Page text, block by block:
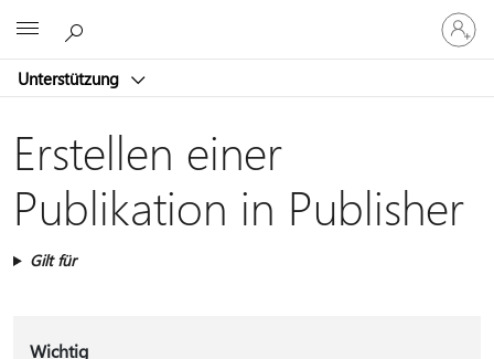
Unterstützung
Bei
Ihrem
Konto
Erstellen einer
Publikation in Publisher
Gilt für
Wichtig